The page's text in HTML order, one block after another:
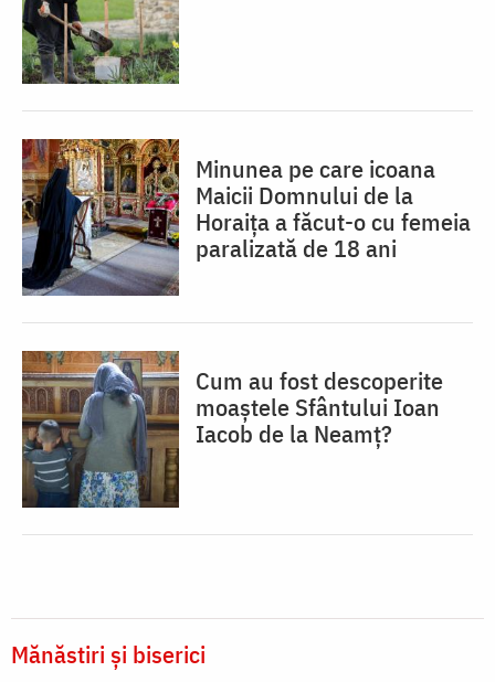
Minunea pe care icoana
Maicii Domnului de la
Horaița a făcut-o cu femeia
paralizată de 18 ani
Cum au fost descoperite
moaștele Sfântului Ioan
Iacob de la Neamț?
Mănăstiri și biserici